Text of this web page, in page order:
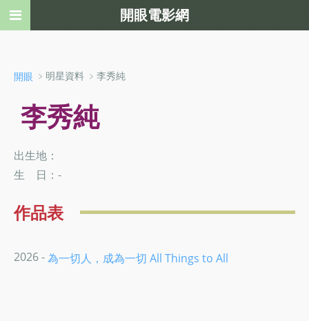
開眼 ﹥明星資料 ﹥李秀純
李秀純
出生地：
生 日：-
作品表
2026 -為一切人，成為一切 All Things to All
開眼電影網